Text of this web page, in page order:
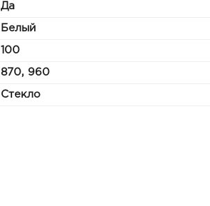
Да
Белый
100
870, 960
Стекло